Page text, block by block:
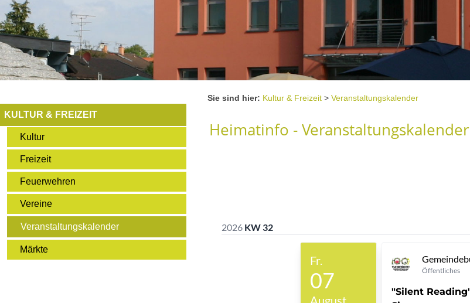
KULTUR & FREIZEIT
Kultur
Freizeit
Feuerwehren
Vereine
Veranstaltungskalender
Märkte
Sie sind hier: Kultur & Freizeit > Veranstaltungskalender
Heimatinfo - Veranstaltungskalender